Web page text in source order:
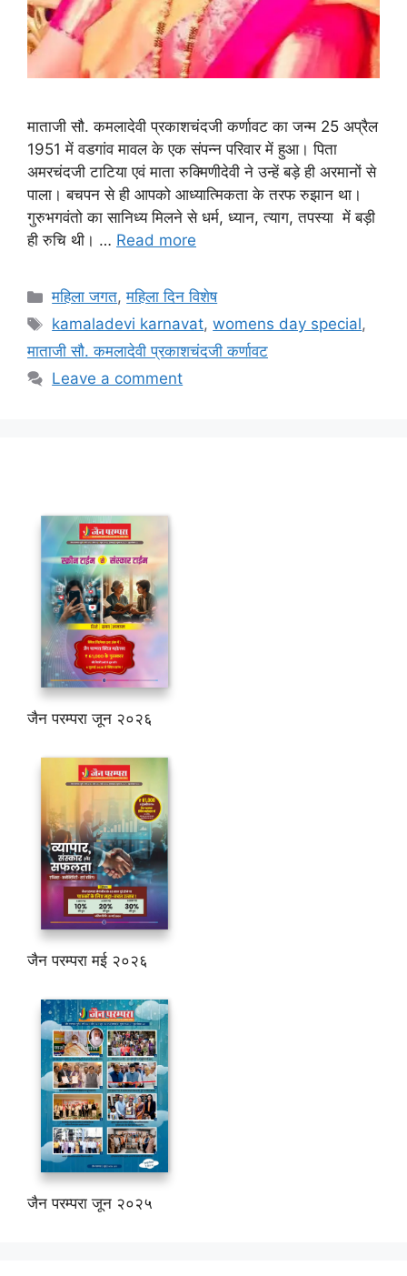
माताजी सौ. कमलादेवी प्रकाशचंदजी कर्णावट का जन्म 25 अप्रैल
1951 में वडगांव मावल के एक संपन्न परिवार में हुआ। पिता
अमरचंदजी टाटिया एवं माता रुक्मिणीदेवी ने उन्हें बड़े ही अरमानों से
पाला। बचपन से ही आपको आध्यात्मिकता के तरफ रुझान था।
गुरुभगवंतो का सानिध्य मिलने से धर्म, ध्यान, त्याग, तपस्या में बड़ी
ही रुचि थी। … Read more
Categories
महिला जगत,महिला दिन विशेष
Tags
kamaladevi karnavat,womens day special,
माताजी सौ. कमलादेवी प्रकाशचंदजी कर्णावट
Leave a comment
जैन परम्परा जून २०२६
जैन परम्परा मई २०२६
जैन परम्परा जून २०२५